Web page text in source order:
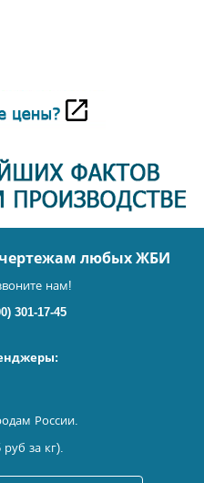
чертежам любых ЖБИ
нам!
301-17-45
России.
за кг).